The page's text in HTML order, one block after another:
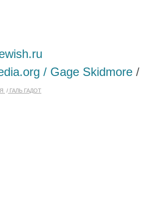
/ Gage Skidmore
ГАЛЬ ГАДОТ